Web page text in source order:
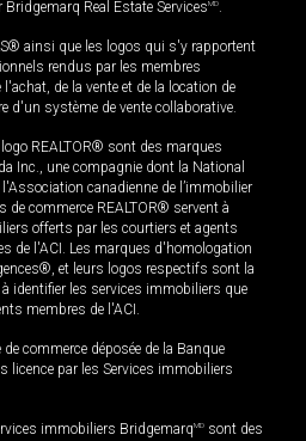
Real Estate ServicesMD.
ainsi que les logos qui s'y rapportent
rendus par les membres
de la vente et de la location de
d'un système de vente collaborative.
REALTOR® sont des marques
Inc., une compagnie dont la National
canadienne de l’immobilier
de commerce REALTOR® servent à
offerts par les courtiers et agents
de l'ACI. Les marques d'homologation
et leurs logos respectifs sont la
identifier les services immobiliers que
membres de l'ACI.
commerce déposée de la Banque
licence par les Services immobiliers
immobiliers BridgemarqMD sont des